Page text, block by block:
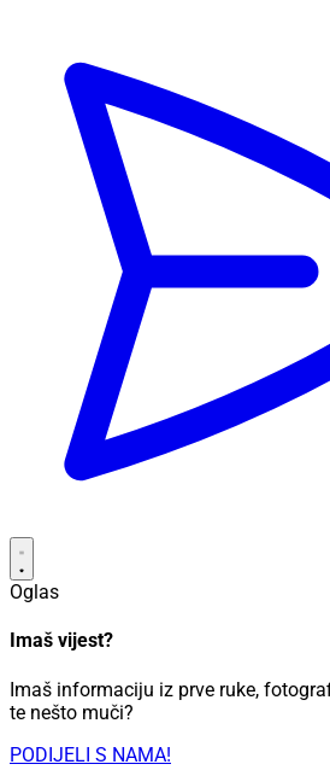
Oglas
Imaš vijest?
Imaš informaciju iz prve ruke,
te nešto muči?
PODIJELI S NAMA!